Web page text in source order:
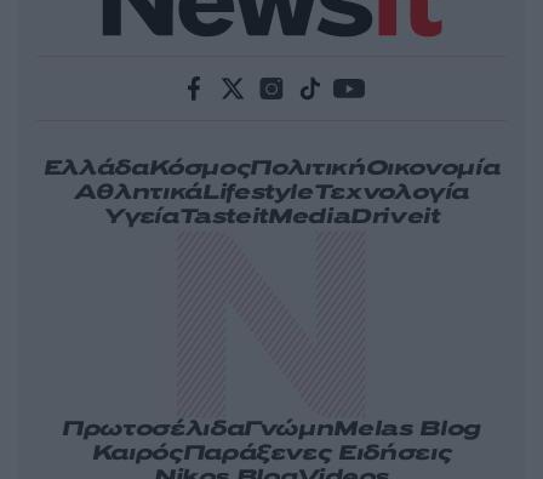
ΕλλάδαΚόσμοςΠολιτικήΟικονομία
ΑθλητικάLifestyleΤεχνολογία
ΥγείαTasteitMediaDriveit
ΠρωτοσέλιδαΓνώμηMelas Blog
ΚαιρόςΠαράξενες Ειδήσεις